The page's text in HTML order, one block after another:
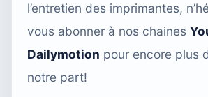
l’entretien des imprimantes,
vous abonner à nos chaines
Dailymotion pour encore plus
notre part!